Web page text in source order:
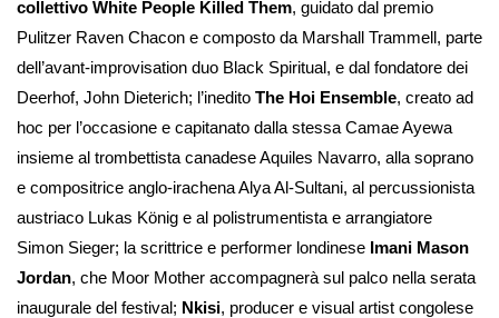
collettivo White People Killed Them, guidato dal premio
Pulitzer Raven Chacon e composto da Marshall Trammell, parte
dell’avant-improvisation duo Black Spiritual, e dal fondatore dei
Deerhof, John Dieterich; l’inedito The Hoi Ensemble, creato ad
hoc per l’occasione e capitanato dalla stessa Camae Ayewa
insieme al trombettista canadese Aquiles Navarro, alla soprano
e compositrice anglo-irachena Alya Al-Sultani, al percussionista
austriaco Lukas König e al polistrumentista e arrangiatore
Simon Sieger; la scrittrice e performer londinese Imani Mason
Jordan, che Moor Mother accompagnerà sul palco nella serata
inaugurale del festival; Nkisi, producer e visual artist congolese